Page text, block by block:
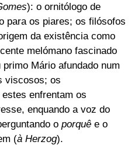
): o ornitólogo de
para os piares; os filósofos
da existência como
melómano fascinado
Mário afundado num
viscosos; os
enfrentam os
enquando a voz do
o porquê e o
(à Herzog).